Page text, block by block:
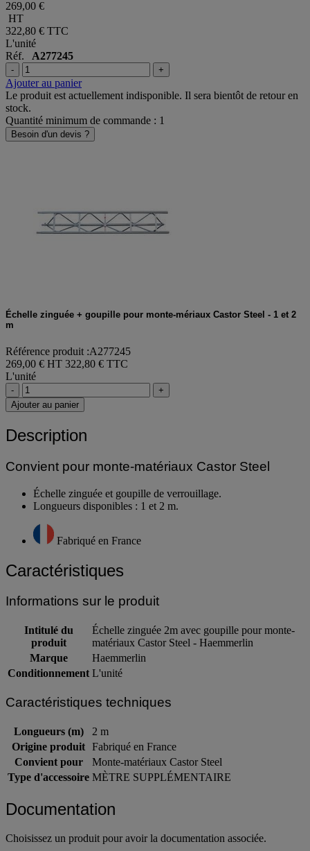
269,00 €
HT
322,80 € TTC
L'unité
Réf. A277245
- +
Ajouter au panier
Le produit est actuellement indisponible. Il sera bientôt de retour en
stock.
Quantité minimum de commande : 1
Besoin d'un devis ?
Échelle zinguée + goupille pour monte-mériaux Castor Steel - 1 et 2
m
Référence produit :A277245
269,00 € HT 322,80 € TTC
L'unité
-
+
Ajouter au panier
Description
Convient pour monte-matériaux Castor Steel
Échelle zinguée et goupille de verrouillage.
Longueurs disponibles : 1 et 2 m.
Fabriqué en France
Caractéristiques
Informations sur le produit
Intitulé du
produit
Échelle zinguée 2m avec goupille pour monte-
matériaux Castor Steel - Haemmerlin
Marque
Haemmerlin
Conditionnement L'unité
Caractéristiques techniques
Longueurs (m)
2 m
Origine produit Fabriqué en France
Convient pour
Monte-matériaux Castor Steel
Type d'accessoire MÈTRE SUPPLÉMENTAIRE
Documentation
Choisissez un produit pour avoir la documentation associée.